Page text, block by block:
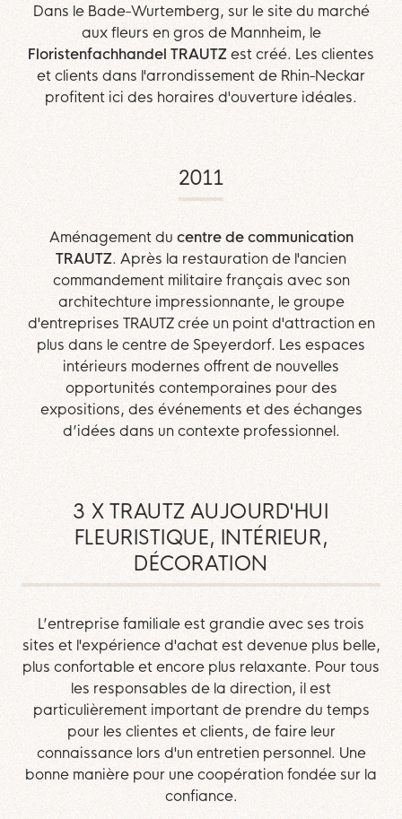
Dans le Bade-Wurtemberg, sur le site du marché
aux fleurs en gros de Mannheim, le
Floristenfachhandel TRAUTZest créé. Les clientes
et clients dans l'arrondissement de Rhin-Neckar
profitent ici des horaires d'ouverture idéales.
2011
Aménagement du centre de communication
TRAUTZ. Après la restauration de l'ancien
commandement militaire français avec son
architechture impressionnante, le groupe
d'entreprises TRAUTZ crée un point d'attraction en
plus dans le centre de Speyerdorf. Les espaces
intérieurs modernes offrent de nouvelles
opportunités contemporaines pour des
expositions, des événements et des échanges
d’idées dans un contexte professionnel.
3 X TRAUTZ AUJOURD'HUI
FLEURISTIQUE, INTÉRIEUR,
DÉCORATION
L’entreprise familiale est grandie avec ses trois
sites et l'expérience d'achat est devenue plus belle,
plus confortable et encore plus relaxante. Pour tous
les responsables de la direction, il est
particulièrement important de prendre du temps
pour les clientes et clients, de faire leur
connaissance lors d'un entretien personnel. Une
bonne manière pour une coopération fondée sur la
confiance.